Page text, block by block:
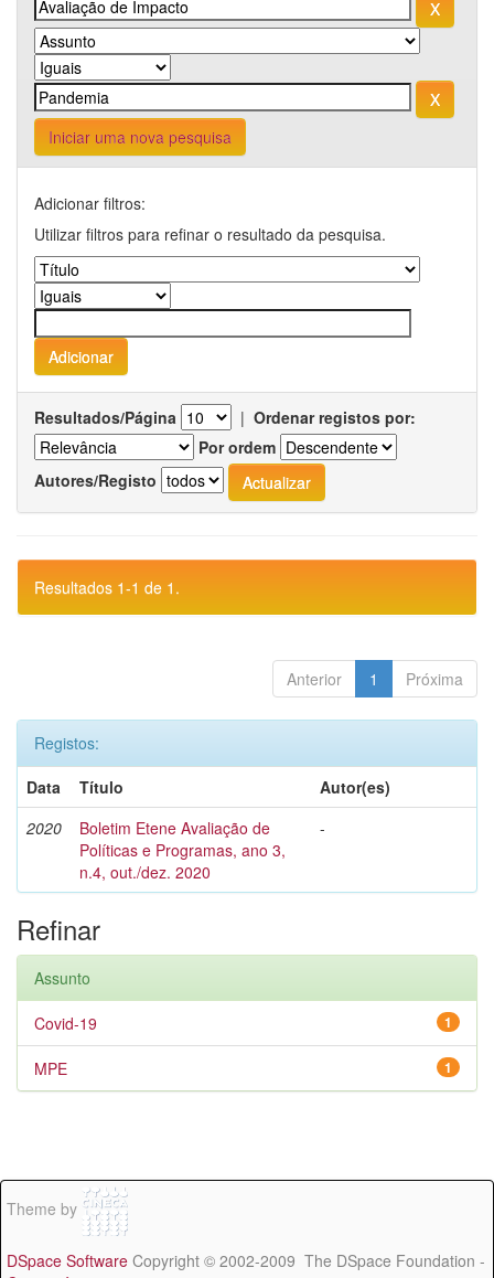
Iniciar uma nova pesquisa
Adicionar filtros:
Utilizar filtros para refinar o resultado da pesquisa.
Resultados/Página | Ordenar registos por:
Por ordem
Autores/Registo
Resultados 1-1 de 1.
Anterior 1 Próxima
Registos:
Data
Título
Autor(es)
2020
Boletim Etene Avaliação de
Políticas e Programas, ano 3,
n.4, out./dez. 2020
-
Refinar
Assunto
1
Covid-19
1
MPE
Theme by
DSpace Software Copyright © 2002-2009 The DSpace Foundation -